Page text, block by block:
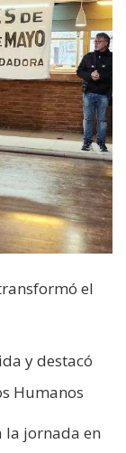
el
y destacó
Humanos
la jornada en